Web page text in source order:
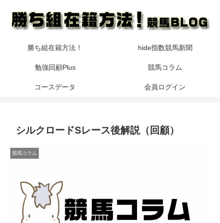
勝ち組在籍方法！ hide指数競馬新聞
勉強回顧Plus 競馬コラム
コースデータ 会員ログイン
シルクロードSレース後解説（回顧）
競馬コラム